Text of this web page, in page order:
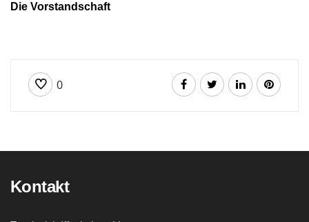
Die Vorstandschaft
0
Kontakt